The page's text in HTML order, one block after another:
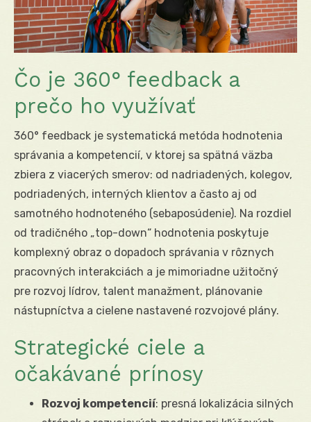
Čo je 360° feedback a
prečo ho využívať
360° feedback je systematická metóda hodnotenia
správania a kompetencií, v ktorej sa spätná väzba
zbiera z viacerých smerov: od nadriadených, kolegov,
podriadených, interných klientov a často aj od
samotného hodnoteného (sebaposúdenie). Na rozdiel
od tradičného „top-down“ hodnotenia poskytuje
komplexný obraz o dopadoch správania v rôznych
pracovných interakciách a je mimoriadne užitočný
pre rozvoj lídrov, talent manažment, plánovanie
nástupníctva a cielene nastavené rozvojové plány.
Strategické ciele a
očakávané prínosy
Rozvoj kompetencií: presná lokalizácia silných